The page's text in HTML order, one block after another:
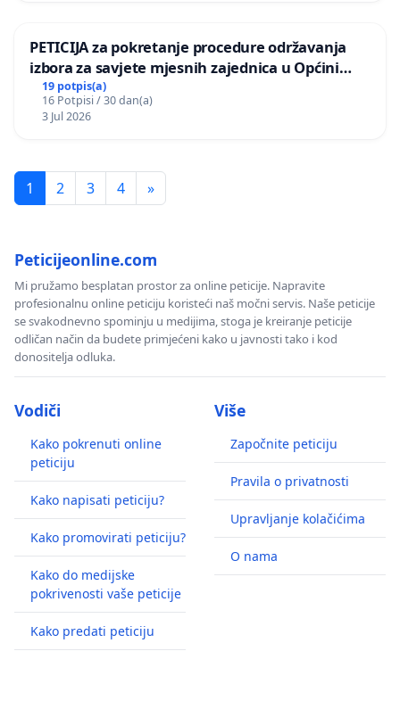
PETICIJA za pokretanje procedure održavanja
izbora za savjete mjesnih zajednica u Općini
Bugojno
19 potpis(a)
16 Potpisi / 30 dan(a)
3 Jul 2026
1 2 3 4 »
Peticijeonline.com
Mi pružamo besplatan prostor za online peticije. Napravite
profesionalnu online peticiju koristeći naš močni servis. Naše peticije
se svakodnevno spominju u medijima, stoga je kreiranje peticije
odličan način da budete primjećeni kako u javnosti tako i kod
donositelja odluka.
Vodiči
Kako pokrenuti online
peticiju
Kako napisati peticiju?
Kako promovirati peticiju?
Kako do medijske
pokrivenosti vaše peticije
Kako predati peticiju
Više
Započnite peticiju
Pravila o privatnosti
Upravljanje kolačićima
O nama